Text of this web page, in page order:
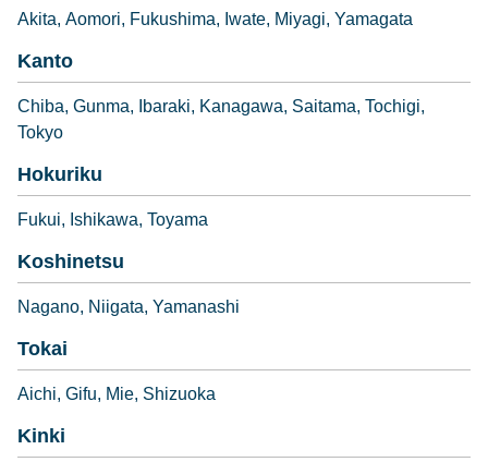
Akita Aomori Fukushima Iwate Miyagi Yamagata
Kanto
Chiba Gunma Ibaraki Kanagawa Saitama Tochigi
Tokyo
Hokuriku
Fukui Ishikawa Toyama
Koshinetsu
Nagano Niigata Yamanashi
Tokai
Aichi Gifu Mie Shizuoka
Kinki